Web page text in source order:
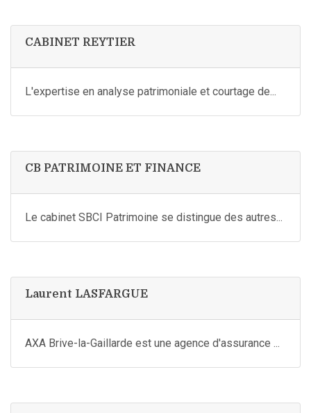
CABINET REYTIER
L'expertise en analyse patrimoniale et courtage de...
CB PATRIMOINE ET FINANCE
Le cabinet SBCI Patrimoine se distingue des autres...
Laurent LASFARGUE
AXA Brive-la-Gaillarde est une agence d'assurance ...